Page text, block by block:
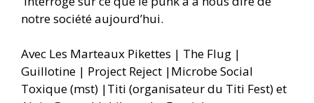
notre société aujourd’hui.
Avec Les Marteaux Pikettes | The Flug |
Guillotine | Project Reject |Microbe Social
Toxique (mst) |Titi (organisateur du Titi Fest) et